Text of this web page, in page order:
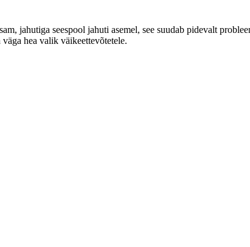
jahutiga seespool jahuti asemel, see suudab pidevalt
hea valik väikeettevõtetele.